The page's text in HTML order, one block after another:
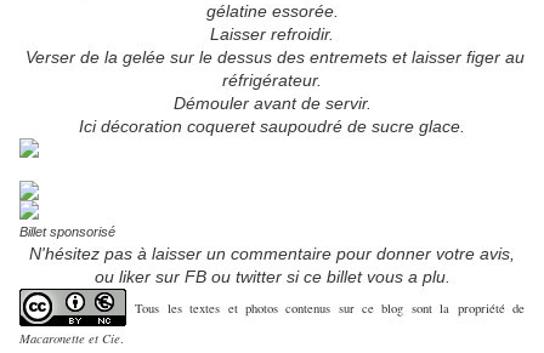
gélatine essorée.
Laisser refroidir.
Verser de la gelée sur le dessus des entremets et laisser figer au
réfrigérateur.
Démouler avant de servir.
Ici décoration coqueret saupoudré de sucre glace.
Billet sponsorisé
N'hésitez pas à laisser un commentaire pour donner votre avis,
ou liker sur FB ou twitter si ce billet vous a plu.
Tous les textes et photos contenus sur ce blog sont la propriété de
Macaronette et Cie.